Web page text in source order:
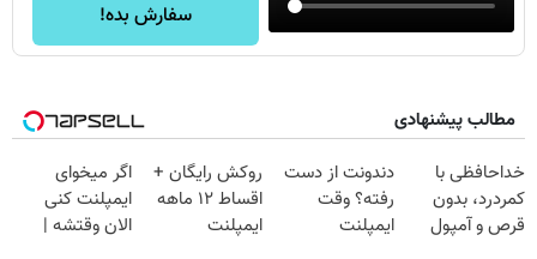
سفارش بده!
مطالب پیشنهادی
خداحافظی با
کمردرد، بدون
قرص و آمپول
دندونت از دست
رفته؟ وقت
ایمپلنت
روکش رایگان +
اقساط ۱۲ ماهه
ایمپلنت
اگر میخوای
ایمپلنت کنی
الان وقتشه |